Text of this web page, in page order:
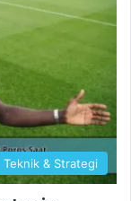
Teknik & Strategi